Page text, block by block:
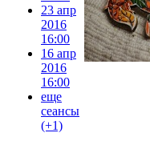
23 апр
2016
16:00
16 апр
2016
16:00
еще
сеансы
(+1)